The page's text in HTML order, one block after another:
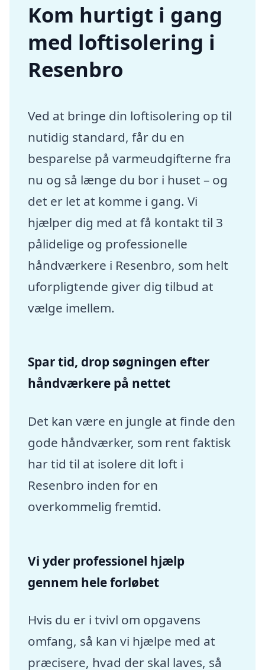
Kom hurtigt i gang
med loftisolering i
Resenbro
Ved at bringe din loftisolering op til
nutidig standard, får du en
besparelse på varmeudgifterne fra
nu og så længe du bor i huset – og
det er let at komme i gang. Vi
hjælper dig med at få kontakt til 3
pålidelige og professionelle
håndværkere i Resenbro, som helt
uforpligtende giver dig tilbud at
vælge imellem.
Spar tid, drop søgningen efter
håndværkere på nettet
Det kan være en jungle at finde den
gode håndværker, som rent faktisk
har tid til at isolere dit loft i
Resenbro inden for en
overkommelig fremtid.
Vi yder professionel hjælp
gennem hele forløbet
Hvis du er i tvivl om opgavens
omfang, så kan vi hjælpe med at
præcisere, hvad der skal laves, så